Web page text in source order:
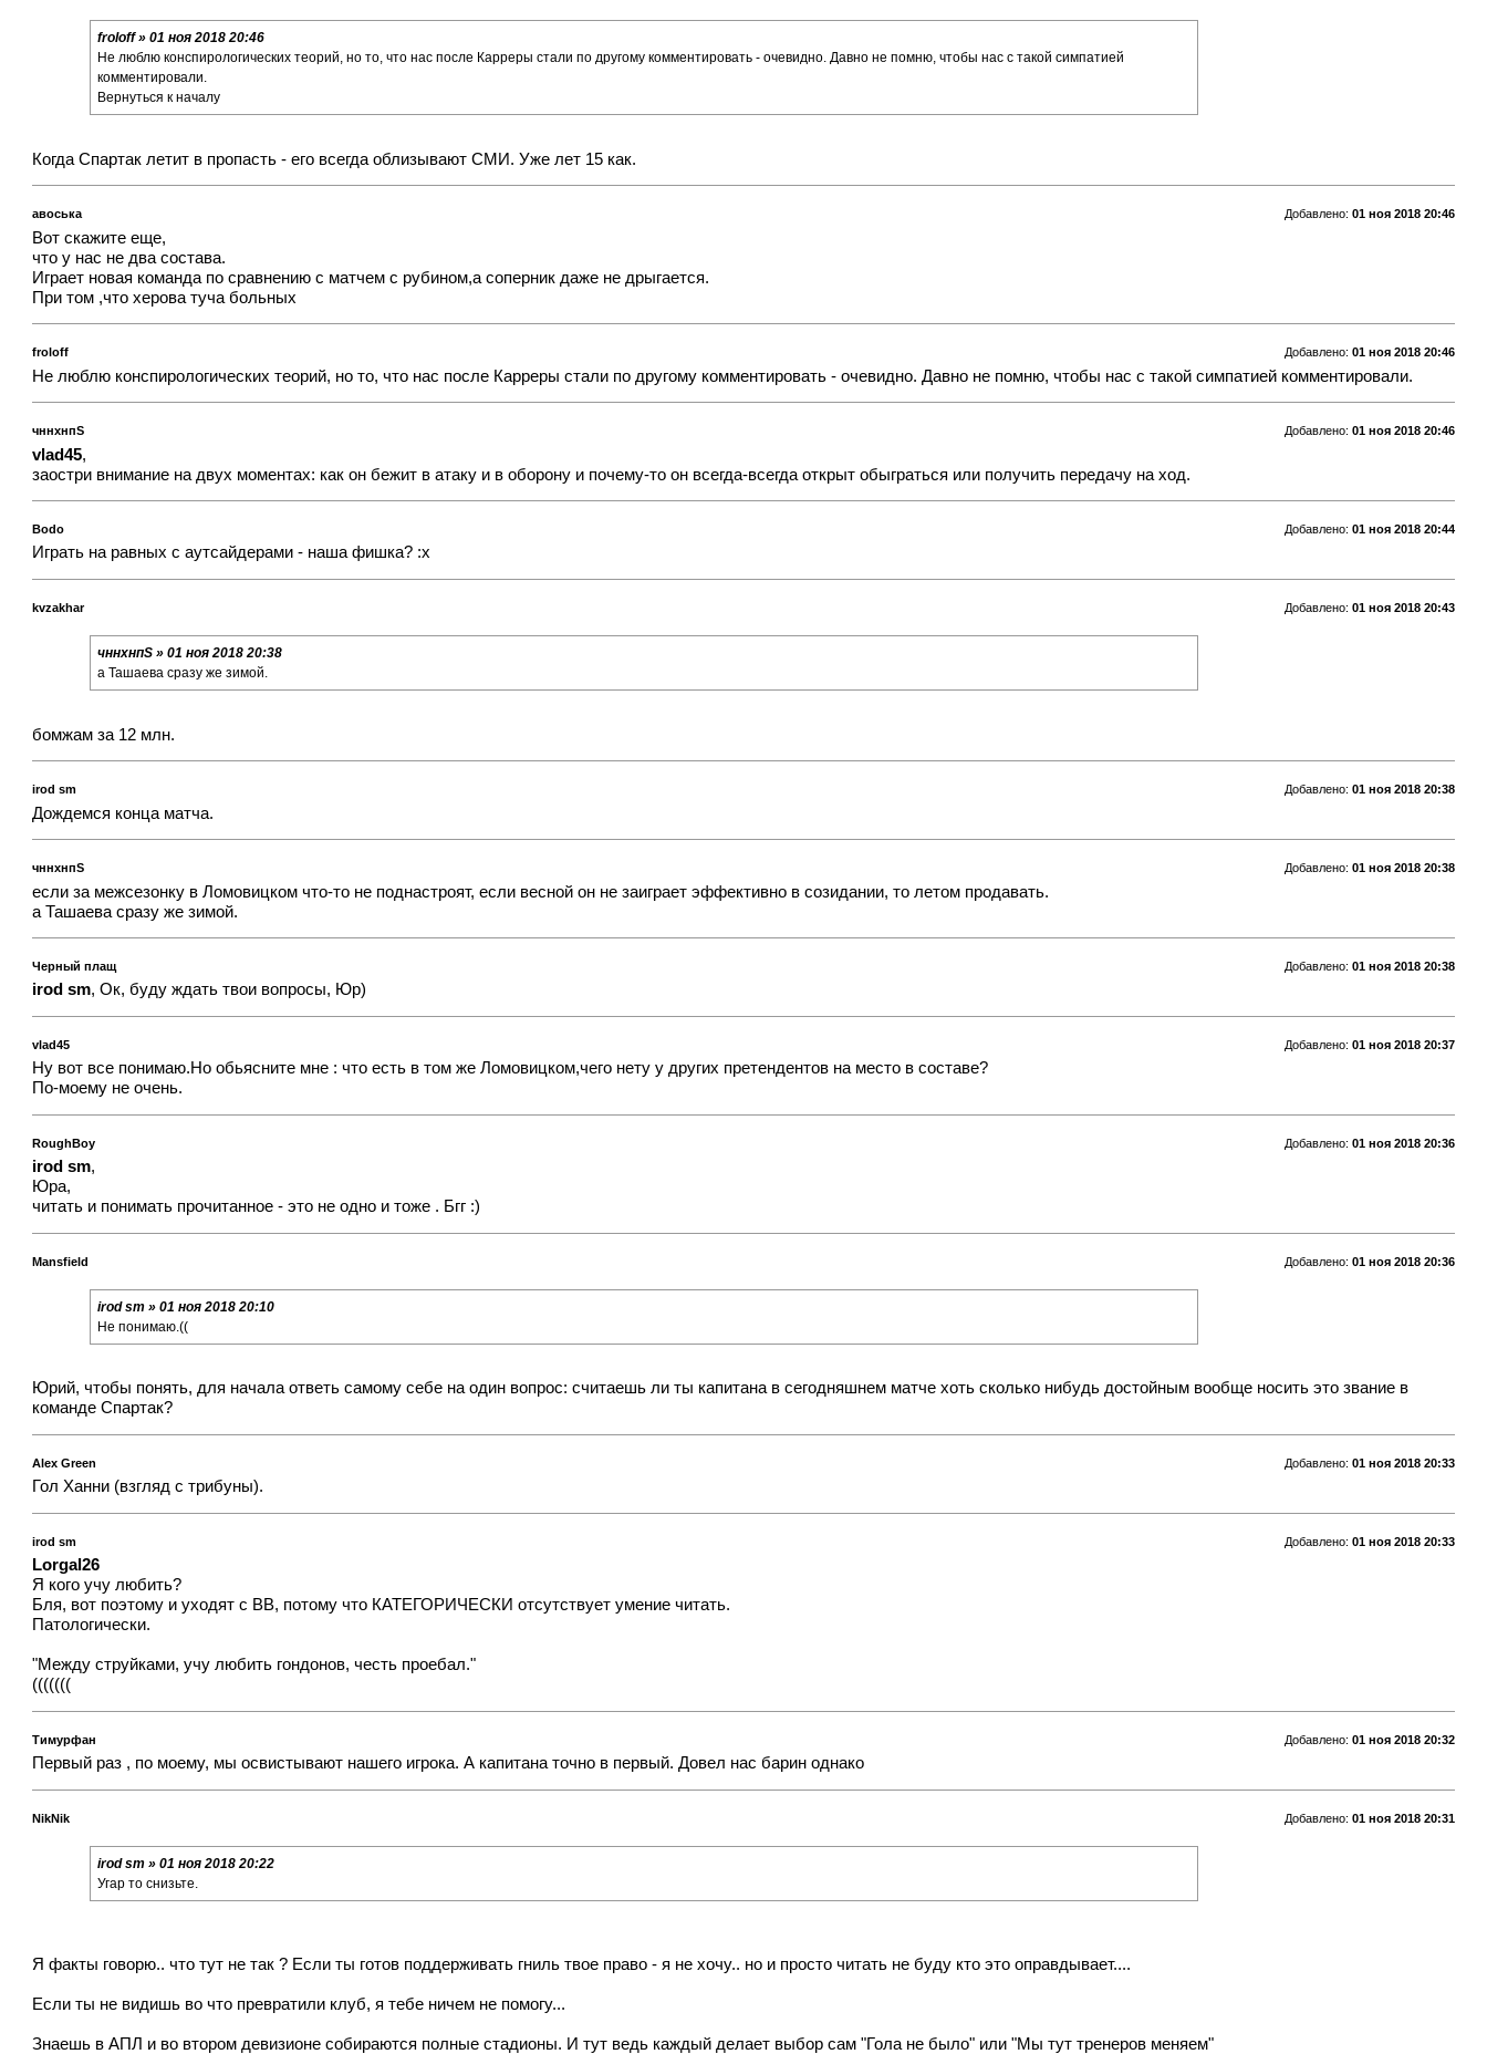
froloff » 01 ноя 2018 20:46
Не люблю конспирологических теорий, но то, что нас после Карреры стали по другому комментировать - очевидно. Давно не помню, чтобы нас с такой симпатией
комментировали.
Вернуться к началу
Когда Спартак летит в пропасть - его всегда облизывают СМИ. Уже лет 15 как.
Добавлено: 01 ноя 2018 20:46
авоська
Вот скажите еще,
что у нас не два состава.
Играет новая команда по сравнению с матчем с рубином,а соперник даже не дрыгается.
При том ,что херова туча больных
Добавлено: 01 ноя 2018 20:46
froloff
Не люблю конспирологических теорий, но то, что нас после Карреры стали по другому комментировать - очевидно. Давно не помню, чтобы нас с такой симпатией комментировали.
Добавлено: 01 ноя 2018 20:46
чннхнпS
vlad45,
заостри внимание на двух моментах: как он бежит в атаку и в оборону и почему-то он всегда-всегда открыт обыграться или получить передачу на ход.
Добавлено: 01 ноя 2018 20:44
Bodo
Играть на равных с аутсайдерами - наша фишка? :x
Добавлено: 01 ноя 2018 20:43
kvzakhar
чннхнпS » 01 ноя 2018 20:38
а Ташаева сразу же зимой.
бомжам за 12 млн.
Добавлено: 01 ноя 2018 20:38
irod sm
Дождемся конца матча.
Добавлено: 01 ноя 2018 20:38
чннхнпS
если за межсезонку в Ломовицком что-то не поднастроят, если весной он не заиграет эффективно в созидании, то летом продавать.
а Ташаева сразу же зимой.
Добавлено: 01 ноя 2018 20:38
Черный плащ
irod sm, Ок, буду ждать твои вопросы, Юр)
Добавлено: 01 ноя 2018 20:37
vlad45
Ну вот все понимаю.Но обьясните мне : что есть в том же Ломовицком,чего нету у других претендентов на место в составе?
По-моему не очень.
Добавлено: 01 ноя 2018 20:36
RoughBoy
irod sm,
Юра,
читать и понимать прочитанное - это не одно и тоже . Бгг :)
Добавлено: 01 ноя 2018 20:36
Mansfield
irod sm » 01 ноя 2018 20:10
Не понимаю.((
Юрий, чтобы понять, для начала ответь самому себе на один вопрос: считаешь ли ты капитана в сегодняшнем матче хоть сколько нибудь достойным вообще носить это звание в
команде Спартак?
Добавлено: 01 ноя 2018 20:33
Alex Green
Гол Ханни (взгляд с трибуны).
Добавлено: 01 ноя 2018 20:33
irod sm
Lorgal26
Я кого учу любить?
Бля, вот поэтому и уходят с ВВ, потому что КАТЕГОРИЧЕСКИ отсутствует умение читать.
Патологически.
"Между струйками, учу любить гондонов, честь проебал."
(((((((
Добавлено: 01 ноя 2018 20:32
Тимурфан
Первый раз , по моему, мы освистывают нашего игрока. А капитана точно в первый. Довел нас барин однако
Добавлено: 01 ноя 2018 20:31
NikNik
irod sm » 01 ноя 2018 20:22
Угар то снизьте.
Я факты говорю.. что тут не так ? Если ты готов поддерживать гниль твое право - я не хочу.. но и просто читать не буду кто это оправдывает....
Если ты не видишь во что превратили клуб, я тебе ничем не помогу...
Знаешь в АПЛ и во втором девизионе собираются полные стадионы. И тут ведь каждый делает выбор сам "Гола не было" или "Мы тут тренеров меняем"